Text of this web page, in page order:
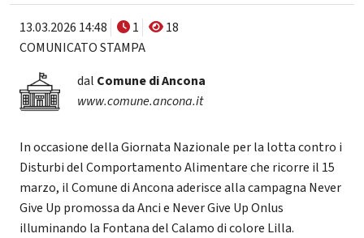
13.03.2026 14:48 1
18
COMUNICATO STAMPA
dal Comune di Ancona
www.comune.ancona.it
In occasione della Giornata Nazionale per la lotta contro i
Disturbi del Comportamento Alimentare che ricorre il 15
marzo, il Comune di Ancona aderisce alla campagna Never
Give Up promossa da Anci e Never Give Up Onlus
illuminando la Fontana del Calamo di colore Lilla.